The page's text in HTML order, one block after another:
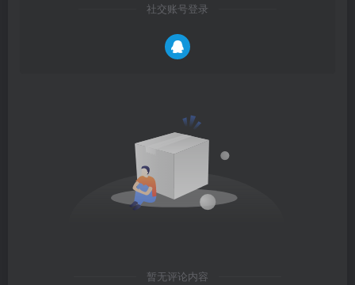
社交账号登录
暂无评论内容